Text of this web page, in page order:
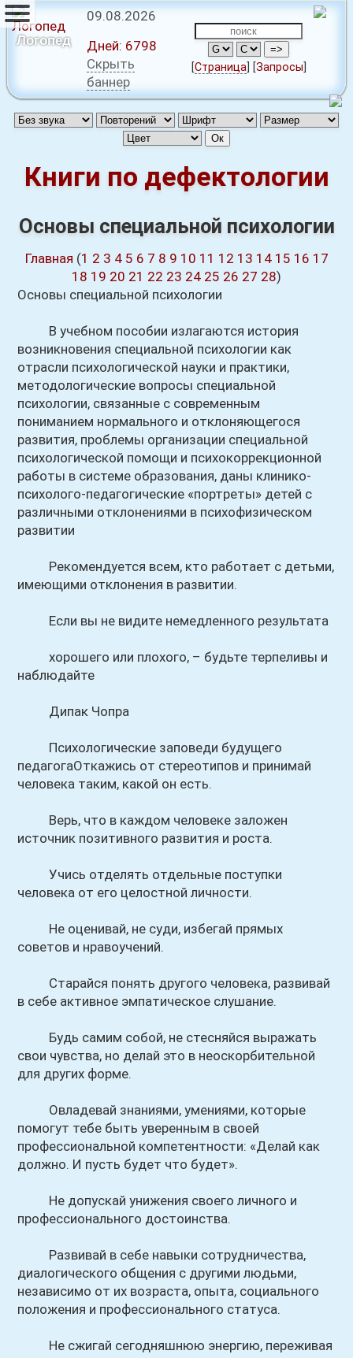
Логопед
09.08.2026
Дней: 6798
Скрыть
баннер
[Страница [Запросы
Книги по дефектологии
Основы специальной психологии
Главная (1 2 3 4 5 6 7 8 9 10 11 12 13 14 15 16 17
18 19 20 21 22 23 24 25 26 27 28)
Основы специальной психологии
В учебном пособии излагаются история
возникновения специальной психологии как
отрасли психологической науки и практики,
методологические вопросы специальной
психологии, связанные с современным
пониманием нормального и отклоняющегося
развития, проблемы организации специальной
психологической помощи и психокоррекционной
работы в системе образования, даны клинико-
психолого-педагогические «портреты» детей с
различными отклонениями в психофизическом
развитии
Рекомендуется всем, кто работает с детьми,
имеющими отклонения в развитии.
Если вы не видите немедленного результата
хорошего или плохого, – будьте терпеливы и
наблюдайте
Дипак Чопра
Психологические заповеди будущего
педагогаОткажись от стереотипов и принимай
человека таким, какой он есть.
Верь, что в каждом человеке заложен
источник позитивного развития и роста.
Учись отделять отдельные поступки
человека от его целостной личности.
Не оценивай, не суди, избегай прямых
советов и нравоучений.
Старайся понять другого человека, развивай
в себе активное эмпатическое слушание.
Будь самим собой, не стесняйся выражать
свои чувства, но делай это в неоскорбительной
для других форме.
Овладевай знаниями, умениями, которые
помогут тебе быть уверенным в своей
профессиональной компетентности: «Делай как
должно. И пусть будет что будет».
Не допускай унижения своего личного и
профессионального достоинства.
Развивай в себе навыки сотрудничества,
диалогического общения с другими людьми,
независимо от их возраста, опыта, социального
положения и профессионального статуса.
Не сжигай сегодняшнюю энергию, переживая